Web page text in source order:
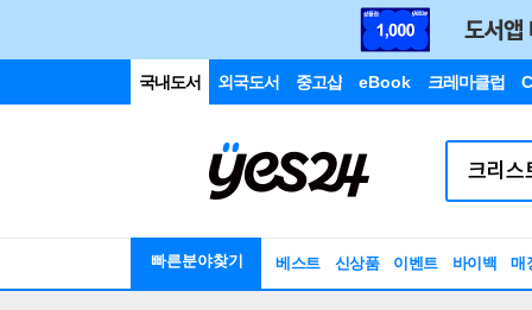
국내도서 외국도서 중고샵 eBook 크레마클럽
빠른분야찾기 베스트 신상품 이벤트 바이백 매